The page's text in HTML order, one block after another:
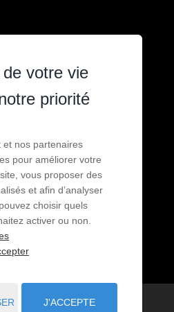
votre vie
priorité
et nos partenaires
pour améliorer votre
vous proposer des
et afin d’analyser
choisir quels
activer ou non.
J'ACCEPTE